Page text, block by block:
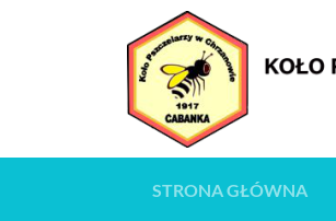
STRONA GŁÓWNA